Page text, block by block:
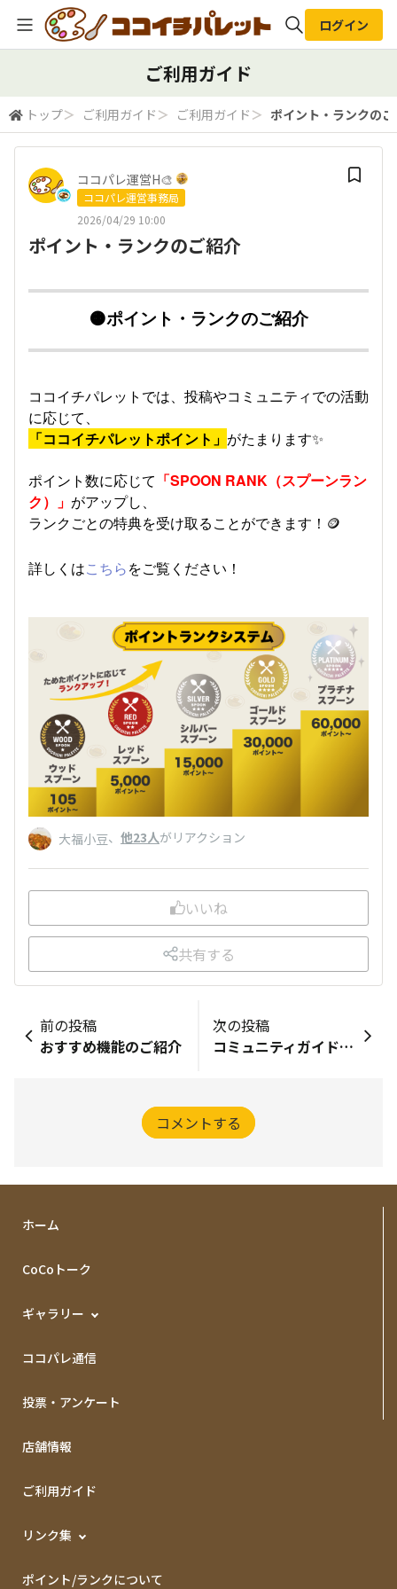
検索
ログイン
ご利用ガイド
トップ＞ ご利用ガイド ＞ ご利用ガイド ＞ ポイント・ランクの
ココパレ運営H🎨
ココパレ運営事務局
2026/04/29 10:00
ポイント・ランクのご紹介
🟠ポイント・ランクのご紹介
ココイチパレットでは、投稿やコミュニティでの活動
に応じて、
「ココイチパレットポイント」 がたまります✨
ポイント数に応じて 「SPOON RANK（スプーンラン
ク）」 がアップし、
ランクごとの特典を受け取ることができます！🪙
詳しくはこちらをご覧ください！
大福小豆、 他23人がリアクション
いいね
共有する
前の投稿
おすすめ機能のご紹介
次の投稿
コミュニティガイドライン
コメントする
ホーム
CoCoトーク
ギャラリー
ココパレ通信
投票・アンケート
店舗情報
ご利用ガイド
リンク集
ポイント/ランクについて